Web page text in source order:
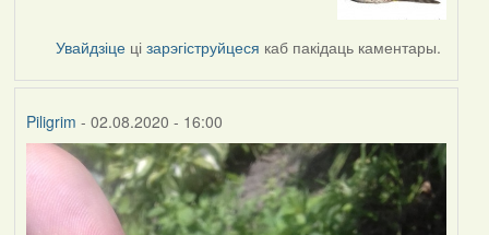
LightyУвайдзіце цізарэгіструйцеся каб пакідаць каментары.
Piligrim - 02.08.2020 - 16:00